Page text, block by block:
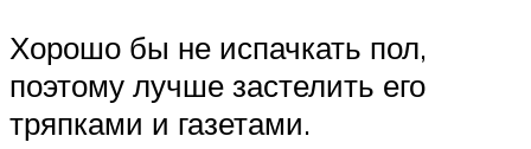
Хорошо бы не испачкать пол,
поэтому лучше застелить его
тряпками и газетами.